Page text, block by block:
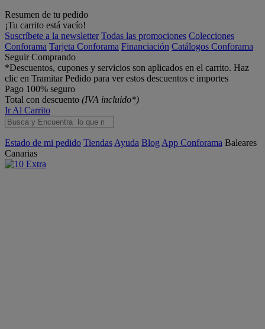
Resumen de tu pedido
¡Tu carrito está vacío!
Suscríbete a la newsletter Todas las promociones Colecciones
Conforama Tarjeta Conforama Financiación Catálogos Conforama
Seguir Comprando
*Descuentos, cupones y servicios son aplicados en el carrito. Haz
clic en Tramitar Pedido para ver estos descuentos e importes
Pago 100% seguro
Total con descuento (IVA incluido*)
Ir Al Carrito
Estado de mi pedido Tiendas Ayuda Blog App Conforama Baleares
Canarias